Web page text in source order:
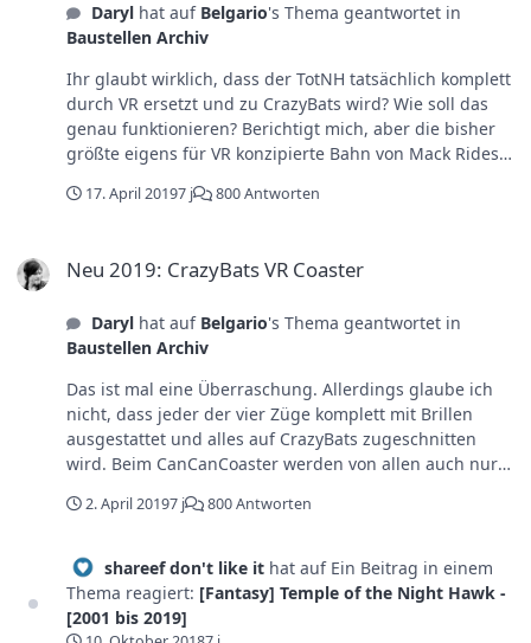
zu wollen. Die Farbänderung wird sich bestimmt auch
durch die inneren Wartebereich ziehen, vielleicht auch
mit netten Wandbemalungen (hatte man ja damals im
RfA auch ganz gut hinbekommen), so viel traue ich den
Verantwortlichen schon zu. Die größte und
interessanteste Frage bleibt für mich dennoch, wie das
ganze organisatorisch ablaufen wird.
Darylhat auf Belgario's Thema geantwortet in
Baustellen Archiv
Ihr glaubt wirklich, dass der TotNH tatsächlich komplett
durch VR ersetzt und zu CrazyBats wird? Wie soll das
genau funktionieren? Berichtigt mich, aber die bisher
größte eigens für VR konzipierte Bahn von Mack Rides
gefahren (nur die Ergänzungen im restlichen Park),
auch noch Geld. Wie soll das bei den Gegebenheiten im
realisiert werden? Allein zur Besucherregulierung wird
CrazyBats vermutlich wie in Rust erstmal zusätzlich
Geld kosten.
17. April 20197 j 800 Antworten
Neu 2019: CrazyBats VR Coaster
Darylhat auf Belgario's Thema geantwortet in
Baustellen Archiv
Das ist mal eine Überraschung. Allerdings glaube ich
nicht, dass jeder der vier Züge komplett mit Brillen
ausgestattet und alles auf CrazyBats zugeschnitten
wird. Beim CanCanCoaster werden von allen auch nur
einen extra Bahnhof für, der den normalen Betrieb nicht
der nötigen (kleineren) Umbaumaßnahmen im Bahnhof
und Warteschlange.
2. April 20197 j 800 Antworten
shareef don't like it hat auf Ein Beitrag in einem
Thema reagiert: [Fantasy] Temple of the Night Hawk -
[2001 bis 2019]